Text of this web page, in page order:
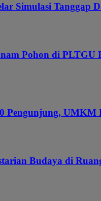
Simulasi Tanggap
Pohon di
Pengunjung, UMKM
Budaya di